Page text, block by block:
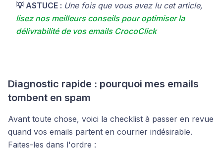
💡 ASTUCE : Une fois que vous avez lu cet article,
lisez nos meilleurs conseils pour optimiser la
délivrabilité de vos emails CrocoClick
Diagnostic rapide : pourquoi mes emails
tombent en spam
Avant toute chose, voici la checklist à passer en revue
quand vos emails partent en courrier indésirable.
Faites-les dans l'ordre :